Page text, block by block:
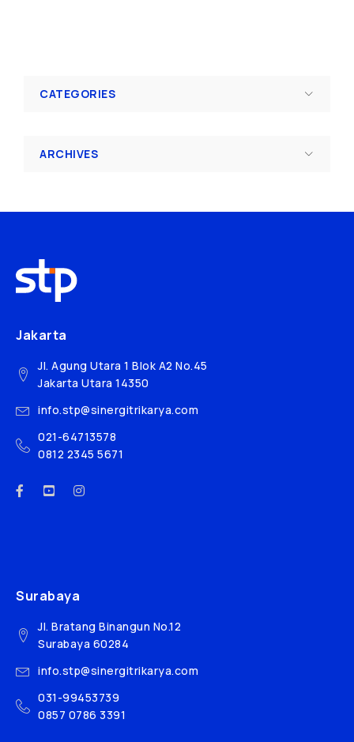
CATEGORIES
ARCHIVES
Jakarta
Jl. Agung Utara 1 Blok A2 No.45
Jakarta Utara 14350
info.stp@sinergitrikarya.com
021-64713578
0812 2345 5671
Surabaya
Jl. Bratang Binangun No.12
Surabaya 60284
info.stp@sinergitrikarya.com
031-99453739
0857 0786 3391